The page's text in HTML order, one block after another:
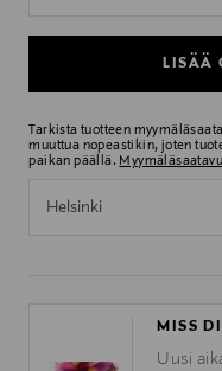
LISÄÄ
Tarkista tuotteen
muuttua nopeastikin, joten
paikan päällä.
Helsinki
MISS
Uusi